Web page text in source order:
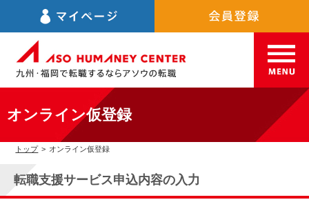
オンライン仮登録
トップ > オンライン仮登録
転職支援サービス申込内容の入力